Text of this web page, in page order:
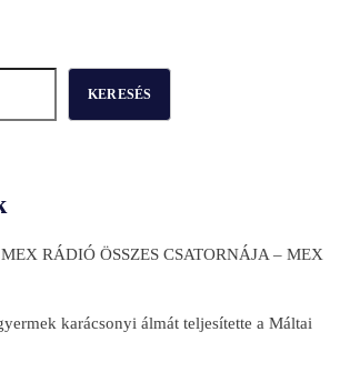
KERESÉS
RÁDIÓ ÖSSZES CSATORNÁJA – MEX
karácsonyi álmát teljesítette a Máltai